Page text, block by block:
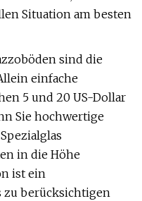
Situation am besten
sind die
einfache
5 und 20 US-Dollar
Sie hochwertige
in die Höhe
ist ein
zu berücksichtigen